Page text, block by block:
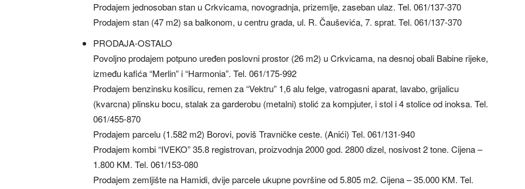
Prodajem jednosoban stan u Crkvicama, novogradnja, prizemlje, zaseban ulaz. Tel. 061/137-370
Prodajem stan (47 m2) sa balkonom, u centru grada, ul. R. Čauševića, 7. sprat. Tel. 061/137-370
PRODAJA-OSTALO
Povoljno prodajem potpuno uređen poslovni prostor (26 m2) u Crkvicama, na desnoj obali Babine rijeke,
između kafića “Merlin” i “Harmonia”. Tel. 061/175-992
Prodajem benzinsku kosilicu, remen za “Vektru” 1,6 alu felge, vatrogasni aparat, lavabo, grijalicu
(kvarcna) plinsku bocu, stalak za garderobu (metalni) stolić za kompjuter, i stol i 4 stolice od inoksa. Tel.
061/455-870
Prodajem parcelu (1.582 m2) Borovi, poviš Travničke ceste. (Anići) Tel. 061/131-940
Prodajem kombi “IVEKO” 35.8 registrovan, proizvodnja 2000 god. 2800 dizel, nosivost 2 tone. Cijena –
1.800 KM. Tel. 061/153-080
Prodajem zemljište na Hamidi, dvije parcele ukupne površine od 5.805 m2. Cijena – 35.000 KM. Tel.